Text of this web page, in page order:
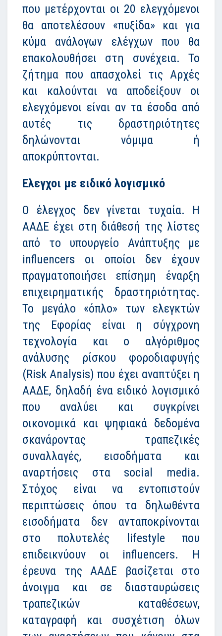
που μετέρχονται οι 20 ελεγχόμενοι
θα αποτελέσουν «πυξίδα» και για
κύμα ανάλογων ελέγχων που θα
επακολουθήσει στη συνέχεια. Το
ζήτημα που απασχολεί τις Αρχές
και καλούνται να αποδείξουν οι
ελεγχόμενοι είναι αν τα έσοδα από
αυτές τις δραστηριότητες
δηλώνονται νόμιμα ή
αποκρύπτονται.
Ελεγχοι με ειδικό λογισμικό
Ο έλεγχος δεν γίνεται τυχαία. Η
ΑΑΔΕ έχει στη διάθεσή της λίστες
από το υπουργείο Ανάπτυξης με
influencers οι οποίοι δεν έχουν
πραγματοποιήσει επίσημη έναρξη
επιχειρηματικής δραστηριότητας.
Το μεγάλο «όπλο» των ελεγκτών
της Εφορίας είναι η σύγχρονη
τεχνολογία και ο αλγόριθμος
ανάλυσης ρίσκου φοροδιαφυγής
(Risk Analysis) που έχει αναπτύξει η
ΑΑΔΕ, δηλαδή ένα ειδικό λογισμικό
που αναλύει και συγκρίνει
οικονομικά και ψηφιακά δεδομένα
σκανάροντας τραπεζικές
συναλλαγές, εισοδήματα και
αναρτήσεις στα social media.
Στόχος είναι να εντοπιστούν
περιπτώσεις όπου τα δηλωθέντα
εισοδήματα δεν ανταποκρίνονται
στο πολυτελές lifestyle που
επιδεικνύουν οι influencers. Η
έρευνα της ΑΑΔΕ βασίζεται στο
άνοιγμα και σε διασταυρώσεις
τραπεζικών καταθέσεων,
καταγραφή και συσχέτιση όλων